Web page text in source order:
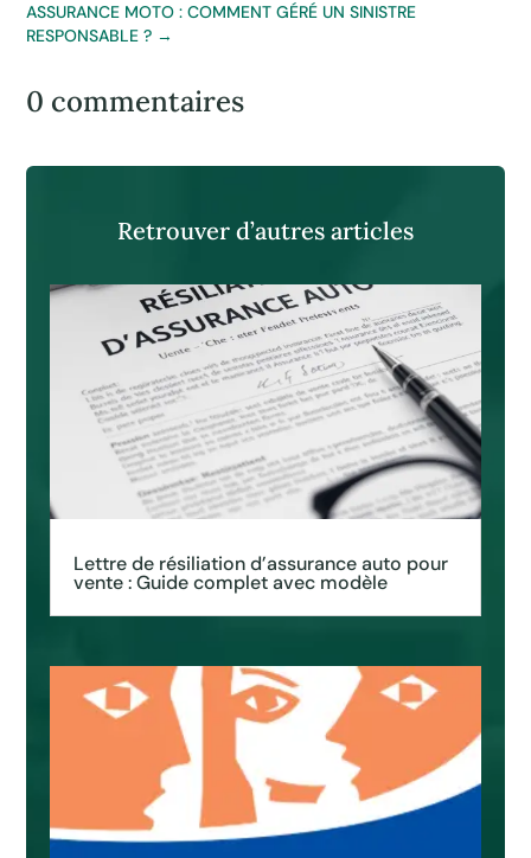
ASSURANCE MOTO : COMMENT GÉRÉ UN SINISTRE
RESPONSABLE ? →
0 commentaires
Retrouver d’autres articles
Lettre de résiliation d’assurance auto pour
vente : Guide complet avec modèle